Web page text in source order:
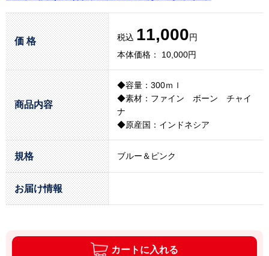
価 格 税込 11,000円
本体価格： 10,000円
商品内容
◆容量：300ｍｌ
◆素材：ファイン ボーン チャイ
ナ
◆原産国：インドネシア
規格 ブルー＆ピンク
お届け情報
カートに入れる